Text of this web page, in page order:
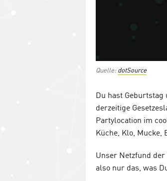
Quelle: dotSource
Du hast
derzeitige
Partylocation im
Küche, Klo, Mucke,
Unser Netzfund der
also nur das, was